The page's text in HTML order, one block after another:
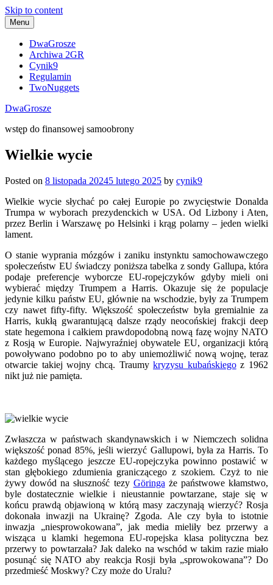
Skip to content
Menu
DwaGrosze
Archiwa 2GR
Cynik9
Regulamin
TwoNuggets
DwaGrosze
wstęp do finansowej samoobrony
Wielkie wycie
Posted on 8 listopada 20245 lutego 2025 by cynik9
Wielkie wycie słychać po całej Europie po zwycięstwie Donalda
Trumpa w wyborach prezydenckich w USA. Od Lizbony i Aten,
przez Berlin i Warszawę po Helsinki i krąg polarny – jeden wielki
lament.
O stanie wyprania mózgów i zaniku instynktu samochowawczego
społeczeństw EU świadczy poniższa tabelka z sondy Gallupa, która
podaje preferencje wyborcze EU-ropejczyków gdyby mieli oni
wybierać między Trumpem a Harris. Okazuje się że populacje
jedynie kilku państw EU, głównie na wschodzie, były za Trumpem
czy nawet fifty-fifty. Większość społeczeństw była gremialnie za
Harris, kukłą gwarantującą dalsze rządy neocońskiej frakcji deep
state hegemona i całkiem prawdopodobną nową fazę wojny NATO
z Rosją w Europie. Najwyraźniej obywatele EU, organizacji którą
powoływano podobno po to aby uniemożliwić nową wojnę, teraz
otwarcie takiej wojny chcą. Traumykryzysu kubańskiegoz 1962
nikt już nie pamięta.
Zwłaszcza w państwach skandynawskich i w Niemczech solidna
większość ponad 85%, jeśli wierzyć Gallupowi, była za Harris. To
każdego myślącego jeszcze EU-ropejczyka powinno postawić w
stan głębokiego zdumienia graniczącego z szokiem. Czyż to nie
żywy dowód na słuszność tezy Göringa że państwowe kłamstwo,
byle dostatecznie wielkie i nieustannie powtarzane, staje się w
końcu prawdą objawioną w którą masy zaczynają wierzyć? Rosja
dokonała inwazji na Ukrainę? Zgoda. Ale czy była to istotnie
inwazja „niesprowokowana”, jak media mieliły bez przerwy a
wisząca u klamki hegemona EU-ropejska klasa polityczna bez
przerwy to powtarzała? Jak daleko na wschód w takim razie miało
posunąć się NATO aby reakcja Rosji była „sprowokowana”? Do
przedmieść Moskwy? Czy może do Uralu?